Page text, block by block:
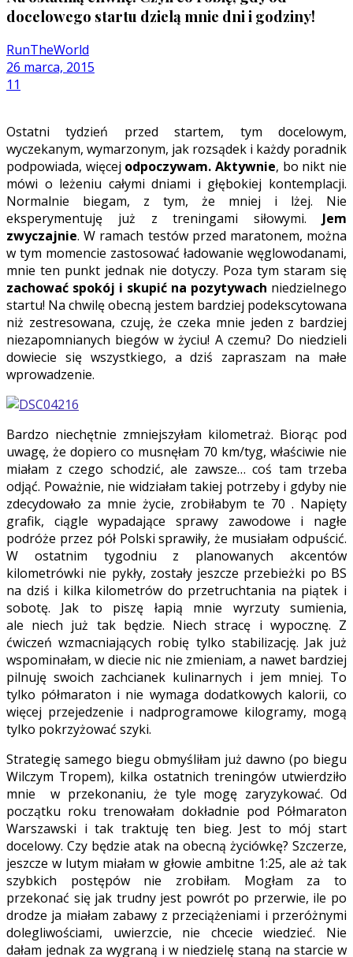
docelowego startu dzielą mnie dni i godziny!
RunTheWorld
26 marca, 2015
11
Ostatni tydzień przed startem, tym docelowym,
wyczekanym, wymarzonym, jak rozsądek i każdy poradnik
podpowiada, więcej odpoczywam. Aktywnie, bo nikt nie
mówi o leżeniu całymi dniami i głębokiej kontemplacji.
Normalnie biegam, z tym, że mniej i lżej. Nie
eksperymentuję już z treningami siłowymi. Jem
zwyczajnie. W ramach testów przed maratonem, można
w tym momencie zastosować ładowanie węglowodanami,
mnie ten punkt jednak nie dotyczy. Poza tym staram się
zachować spokój i skupić na pozytywach niedzielnego
startu! Na chwilę obecną jestem bardziej podekscytowana
niż zestresowana, czuję, że czeka mnie jeden z bardziej
niezapomnianych biegów w życiu! A czemu? Do niedzieli
dowiecie się wszystkiego, a dziś zapraszam na małe
wprowadzenie.
Bardzo niechętnie zmniejszyłam kilometraż. Biorąc pod
uwagę, że dopiero co musnęłam 70 km/tyg, właściwie nie
miałam z czego schodzić, ale zawsze… coś tam trzeba
odjąć. Poważnie, nie widziałam takiej potrzeby i gdyby nie
zdecydowało za mnie życie, zrobiłabym te 70 . Napięty
grafik, ciągle wypadające sprawy zawodowe i nagłe
podróże przez pół Polski sprawiły, że musiałam odpuścić.
W ostatnim tygodniu z planowanych akcentów
kilometrówki nie pykły, zostały jeszcze przebieżki po BS
na dziś i kilka kilometrów do przetruchtania na piątek i
sobotę. Jak to piszę łapią mnie wyrzuty sumienia,
ale niech już tak będzie. Niech stracę i wypocznę. Z
ćwiczeń wzmacniających robię tylko stabilizację. Jak już
wspominałam, w diecie nic nie zmieniam, a nawet bardziej
pilnuję swoich zachcianek kulinarnych i jem mniej. To
tylko półmaraton i nie wymaga dodatkowych kalorii, co
więcej przejedzenie i nadprogramowe kilogramy, mogą
tylko pokrzyżować szyki.
Strategię samego biegu obmyśliłam już dawno (po biegu
Wilczym Tropem), kilka ostatnich treningów utwierdziło
mnie w przekonaniu, że tyle mogę zaryzykować. Od
początku roku trenowałam dokładnie pod Półmaraton
Warszawski i tak traktuję ten bieg. Jest to mój start
docelowy. Czy będzie atak na obecną życiówkę? Szczerze,
jeszcze w lutym miałam w głowie ambitne 1:25, ale aż tak
szybkich postępów nie zrobiłam. Mogłam za to
przekonać się jak trudny jest powrót po przerwie, ile po
drodze ja miałam zabawy z przeciążeniami i przeróżnymi
dolegliwościami, uwierzcie, nie chcecie wiedzieć. Nie
dałam jednak za wygraną i w niedzielę staną na starcie w